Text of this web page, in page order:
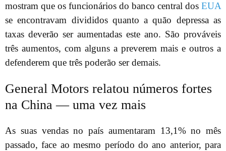
mostram que os funcionários do banco central dos EUA
se encontravam divididos quanto a quão depressa as
taxas deverão ser aumentadas este ano. São prováveis
três aumentos, com alguns a preverem mais e outros a
defenderem que três poderão ser demais.
General Motors relatou números fortes
na China — uma vez mais
As suas vendas no país aumentaram 13,1% no mês
passado, face ao mesmo período do ano anterior, para